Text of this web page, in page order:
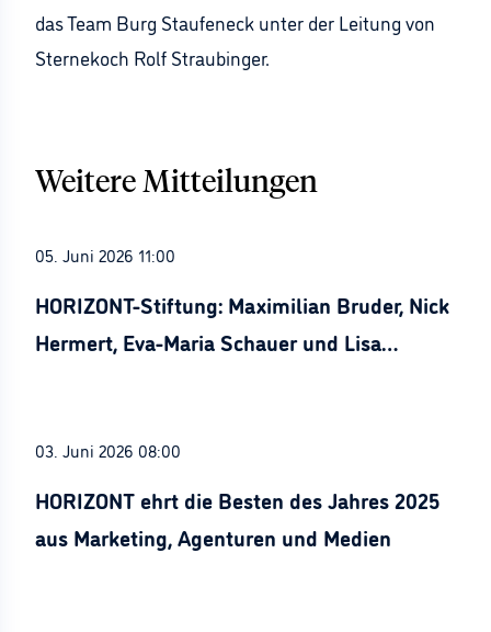
das Team Burg Staufeneck unter der Leitung von
Sternekoch Rolf Straubinger.
Weitere Mitteilungen
05. Juni 2026 11:00
HORIZONT-Stiftung: Maximilian Bruder, Nick
Hermert, Eva-Maria Schauer und Lisa
03. Juni 2026 08:00
HORIZONT ehrt die Besten des Jahres 2025
aus Marketing, Agenturen und Medien